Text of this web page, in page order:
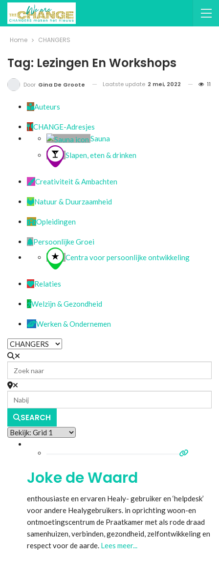
Home CHANGERS
Tag: Lezingen En Workshops
Door Gina De Groote Laatste update 2 mei, 2022 11
Auteurs
CHANGE-Adresjes
Sauna
Slapen, eten & drinken
Creativiteit & Ambachten
Natuur & Duurzaamheid
Opleidingen
Persoonlijke Groei
Centra voor persoonlijke ontwikkeling
Relaties
Welzijn & Gezondheid
Werken & Ondernemen
SEARCH
Joke de Waard
enthousiaste en ervaren Healy- gebruiker en ‘helpdesk’
voor andere Healygebruikers. in oprichting woon-en
ontmoetingscentrum de Praatkamer met als rode draad
samenhuizen, verbinden, gezondheid, zelfontwikkeling en
respect voor de aarde. Lees meer...